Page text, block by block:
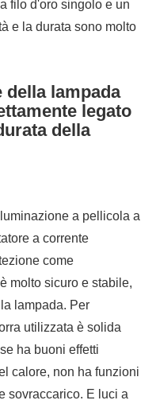
filo d'oro singolo e un
e la durata sono molto
della lampada
legato
della
a pellicola a
a corrente
come
molto sicuro e stabile,
lampada. Per
utilizzata è solida
ha buoni effetti
calore, non ha funzioni
sovraccarico. E luci a